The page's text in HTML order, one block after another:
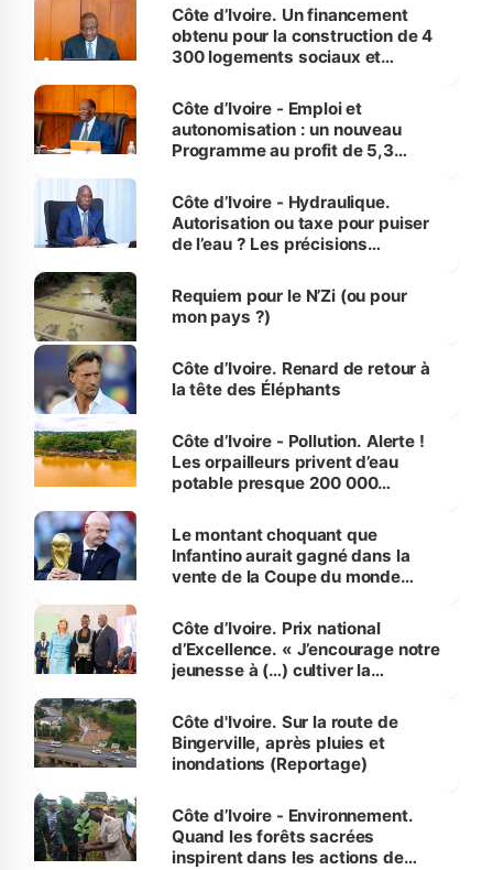
Côte d’Ivoire. Un financement
obtenu pour la construction de 4
300 logements sociaux et
et Yamoussoukro
Côte d’Ivoire - Emploi et
autonomisation : un nouveau
Programme au profit de 5,3
Côte d’Ivoire - Hydraulique.
Autorisation ou taxe pour puiser
de l’eau ? Les précisions
Requiem pour le N’Zi (ou pour
mon pays ?)
Côte d’Ivoire. Renard de retour à
la tête des Éléphants
Côte d’Ivoire - Pollution. Alerte !
Les orpailleurs privent d’eau
potable presque 200 000
Le montant choquant que
Infantino aurait gagné dans la
vente de la Coupe du monde
Côte d’Ivoire. Prix national
d’Excellence. « J’encourage notre
jeunesse à (…) cultiver la
(Alassane Ouattara
Côte d'Ivoire. Sur la route de
Bingerville, après pluies et
inondations (Reportage)
Côte d’Ivoire - Environnement.
Quand les forêts sacrées
inspirent dans les actions de